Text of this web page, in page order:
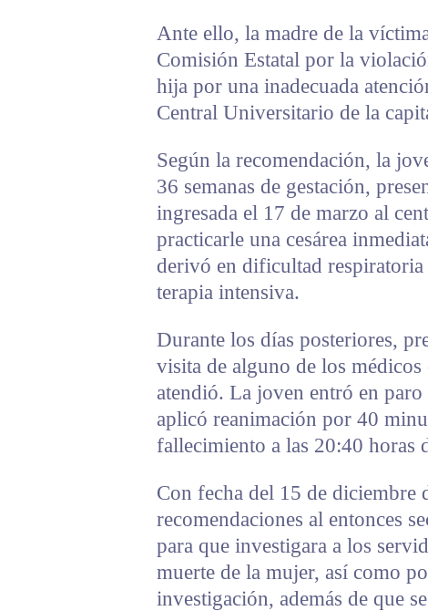
Ante ello, la madre de la
Comisión Estatal por la
hija por una inadecuada
Central Universitario de la
Según la recomendación, la
36 semanas de gestación,
ingresada el 17 de marzo al
practicarle una cesárea
derivó en dificultad
terapia intensiva.
Durante los días posteriores,
visita de alguno de los
atendió. La joven entró en
aplicó reanimación por 40
fallecimiento a las 20:40 horas
Con fecha del 15 de
recomendaciones al entonces
para que investigara a los
muerte de la mujer, así como
investigación, además de que